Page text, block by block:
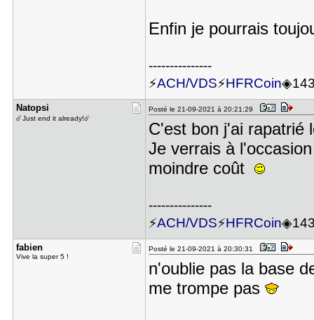
Enfin je pourrais
---------------
⚡ACH/VDS⚡HFRCoin
Natopsi
☄️Just end it already!☄️
Posté le 21-09-2021 à 20:21:29
C'est bon j'ai
Je verrais à
moindre coût
---------------
⚡ACH/VDS⚡HFRCoin
fabien
Vive la super 5 !
Posté le 21-09-2021 à 20:30:31
n'oublie pas la base
me trompe pas